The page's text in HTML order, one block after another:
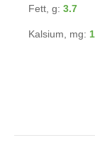
Fett, g: 3.7
Kalsium, mg: